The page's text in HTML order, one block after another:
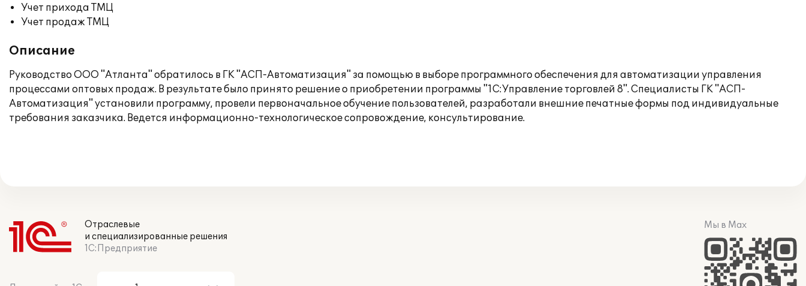
Учет прихода ТМЦ
Учет продаж ТМЦ
Описание
Руководство ООО "Атланта" обратилось в ГК "АСП-Автоматизация" за помощью в выборе программного обеспечения для автоматизации управления
процессами оптовых продаж. В результате было принято решение о приобретении программы "1С:Управление торговлей 8". Специалисты ГК "АСП-
Автоматизация" установили программу, провели первоначальное обучение пользователей, разработали внешние печатные формы под индивидуальные
требования заказчика. Ведется информационно-технологическое сопровождение, консультирование.
Отраслевые
и специализированные решения
1С:Предприятие
Мы в Max